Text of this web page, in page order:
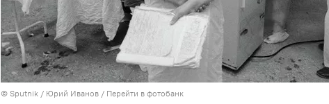
© Sputnik / Юрий Иванов / Перейти в фотобанк